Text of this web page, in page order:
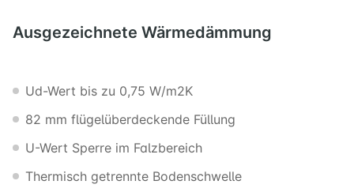
Ausgezeichnete Wärmedämmung
Ud-Wert bis zu 0,75 W/m2K
82 mm flügelüberdeckende Füllung
U-Wert Sperre im Falzbereich
Thermisch getrennte Bodenschwelle